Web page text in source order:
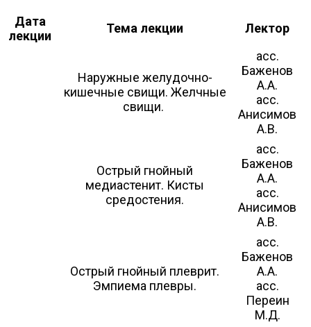
Дата
лекции
Тема лекции Лектор
Наружные желудочно-
кишечные свищи. Желчные
свищи.
асс.
Баженов
А.А.
асс.
Анисимов
А.В.
Острый гнойный
медиастенит. Кисты
средостения.
асс.
Баженов
А.А.
асс.
Анисимов
А.В.
Острый гнойный плеврит.
Эмпиема плевры.
асс.
Баженов
А.А.
асс.
Переин
М.Д.